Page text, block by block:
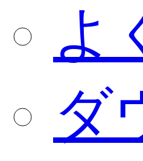
よ
ダ